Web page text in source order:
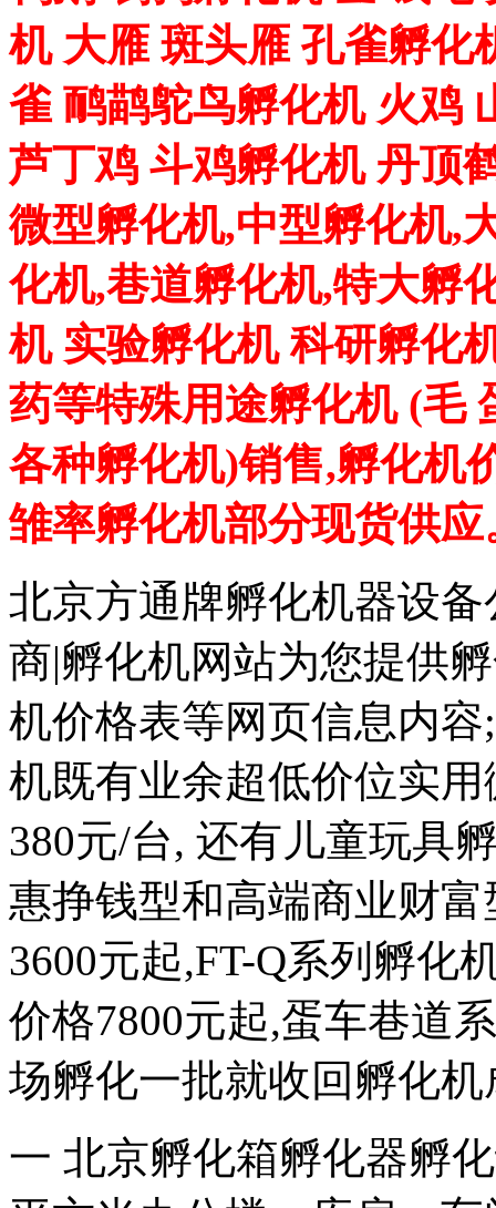
机 大雁 斑头雁 孔雀孵化
雀 鸸鹋鸵鸟孵化机 火鸡
芦丁鸡 斗鸡孵化机 丹顶
微型孵化机,中型孵化机,
化机,巷道孵化机,特大孵
机 实验孵化机 科研孵化
药等特殊用途孵化机 (毛
各种孵化机)销售,孵化机
雏率孵化机部分现货供应
北京方通牌孵化机器设
商|孵化机网站为您提供
机价格表等网页信息内
机既有业余超低价位实
380元/台, 还有儿童玩具
惠挣钱型和高端商业财
3600元起,FT-Q系列孵化
价格7800元起,蛋车巷道
场孵化一批就收回孵化
一 北京孵化箱孵化器孵